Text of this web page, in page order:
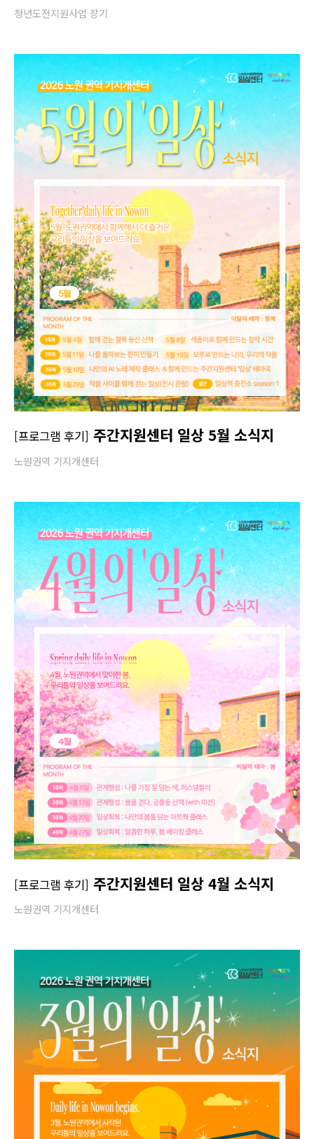
청년도전지원사업 장기
[프로그램 후기] 주간지원센터 일상 5월 소식지
노원권역 기지개센터
[프로그램 후기] 주간지원센터 일상 4월 소식지
노원권역 기지개센터